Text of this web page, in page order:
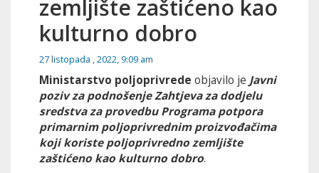
zemljište zaštićeno kao
kulturno dobro
27 listopada , 2022, 9:09 am
Ministarstvo poljoprivrede objavilo je Javni
poziv za podnošenje Zahtjeva za dodjelu
sredstva za provedbu Programa potpora
primarnim poljoprivrednim proizvođačima
koji koriste poljoprivredno zemljište
zaštićeno kao kulturno dobro.